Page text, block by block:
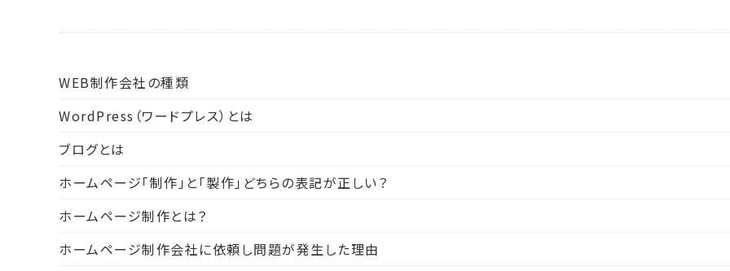
WEB制作会社の種類
WordPress（ワードプレス）とは
ブログとは
ホームページ「制作」と「製作」どちらの表記が正しい？
ホームページ制作とは？
ホームページ制作会社に依頼し問題が発生した理由